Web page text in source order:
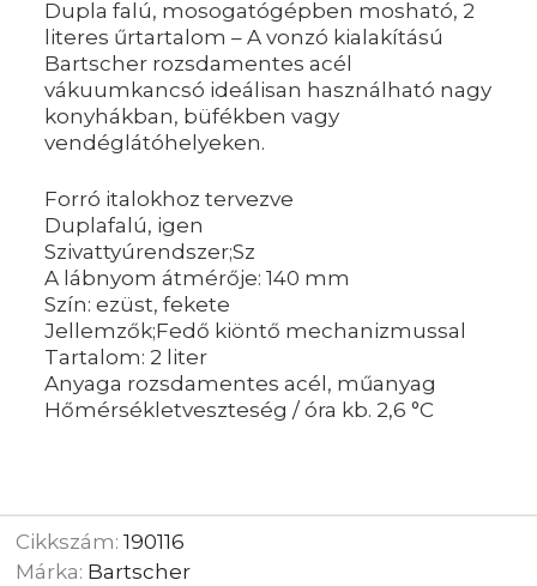
Dupla falú, mosogatógépben mosható, 2
literes űrtartalom – A vonzó kialakítású
Bartscher rozsdamentes acél
vákuumkancsó ideálisan használható nagy
konyhákban, büfékben vagy
vendéglátóhelyeken.
Forró italokhoz tervezve
Duplafalú, igen
Szivattyúrendszer;Sz
A lábnyom átmérője: 140 mm
Szín: ezüst, fekete
Jellemzők;Fedő kiöntő mechanizmussal
Tartalom: 2 liter
Anyaga rozsdamentes acél, műanyag
Hőmérsékletveszteség / óra kb. 2,6 °C
Cikkszám:190116
Márka: Bartscher